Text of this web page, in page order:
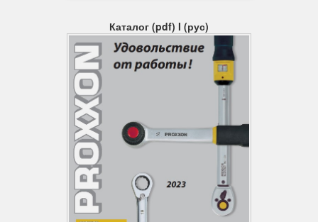
латунь, алюминий), пластмассах или древесине. В сочетании с
высокой частотой вращения шпинделя от 5000 до 20000 1/
мин, позволяющей применять фрезы минимальных
диаметров, а также с высокоточным координатным столом KT
70 Вы получаете все условия для точной и чистой работы.
В основную комплектацию
Proxxon mf 70
Фрезерный шпиндель со стойкой Z и устойчивой ножкой
Узел цангового зажима с цанговыми зажимами (Ø 1,0; 1,5;
2,0, 2,4; 3,0 и 3,2 мм)
Координатный стол MICRO KT 70, компл.
Комплект прихватов с крепежом
Регулировка частоты вращения шпинделя
Каталог (pdf) I (рус)